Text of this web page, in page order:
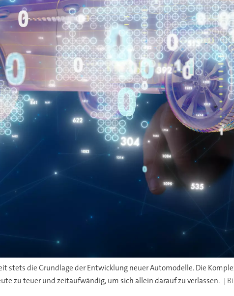
stets die Grundlage der Entwicklung neuer Automodelle. Die
zu teuer und zeitaufwändig, um sich allein darauf zu verlassen.